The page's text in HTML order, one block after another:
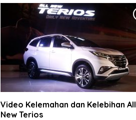
Video Kelemahan dan Kelebihan All
New Terios